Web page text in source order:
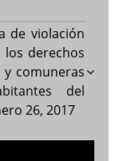
de violación
derechos
comuneras
del
26, 2017